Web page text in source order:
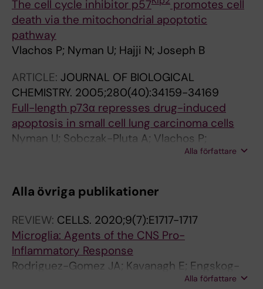
The cell cycle inhibitor p57
promotes cell
death via the mitochondrial apoptotic
pathway
Vlachos P; Nyman U; Hajji N; Joseph B
ARTICLE: JOURNAL OF BIOLOGICAL
CHEMISTRY. 2005;280(40):34159-34169
Full-length p73α represses drug-induced
apoptosis in small cell lung carcinoma cells
Nyman U; Sobczak-Pluta A; Vlachos P;
Perlmann T; Zhivotovsky B; Joseph BAlla författare
Alla övriga publikationer
REVIEW: CELLS. 2020;9(7):E1717-1717
Microglia: Agents of the CNS Pro-
Inflammatory Response
Rodriguez-Gomez JA; Kavanagh E; Engskog-
Vlachos P; Engskog MKR; Herrera AJ;Alla författare